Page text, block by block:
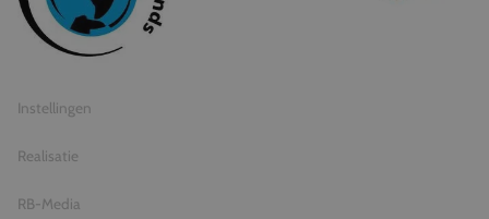
Algemene voorwaarden
Privacy statement
Instellingen
Realisatie
RB-Media